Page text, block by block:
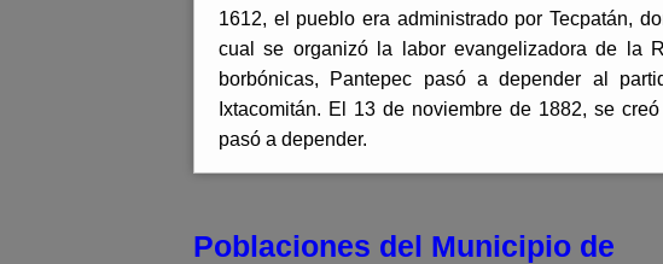
1612, el pueblo era administrado por Tecpatán,
cual se organizó la labor evangelizadora de la
borbónicas, Pantepec pasó a depender al
Ixtacomitán. El 13 de noviembre de 1882, se
pasó a depender.
Poblaciones del Municipio de